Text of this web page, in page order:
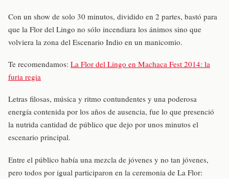
Con un show de solo 30 minutos, dividido en 2 partes, bastó para
que la Flor del Lingo no sólo incendiara los ánimos sino que
volviera la zona del Escenario Indio en un manicomio.
Te recomendamos: La Flor del Lingo en Machaca Fest 2014: la
furia regia
Letras filosas, música y ritmo contundentes y una poderosa
energía contenida por los años de ausencia, fue lo que presenció
la nutrida cantidad de público que dejo por unos minutos el
escenario principal.
Entre el público había una mezcla de jóvenes y no tan jóvenes,
pero todos por igual participaron en la ceremonia de La Flor: